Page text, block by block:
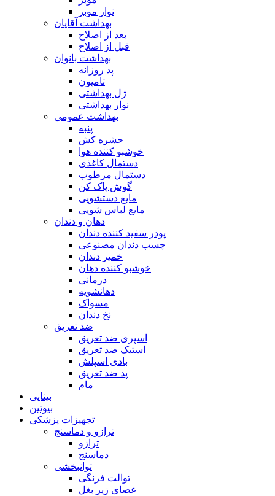
نوار موبر
بهداشت آقایان
بعد از اصلاح
قبل از اصلاح
بهداشت بانوان
پد روزانه
تامپون
ژل بهداشتی
نوار بهداشتی
بهداشت عمومی
پنبه
حشره کش
خوشبو کننده هوا
دستمال کاغذی
دستمال مرطوب
گوش پاک کن
مایع دستشویی
مایع لباس شویی
دهان و دندان
پودر سفید کننده دندان
چسب دندان مصنوعی
خمیر دندان
خوشبو کننده دهان
درمانی
دهانشویه
مسواک
نخ دندان
ضد تعریق
اسپری ضد تعریق
استیک ضد تعریق
بادی اسپلش
پد ضد تعریق
مام
بینایی
بیوتین
تجهیزات پزشکی
ترازو و دماسنج
ترازو
دماسنج
توانبخشی
توالت فرنگی
عصای زیر بغل